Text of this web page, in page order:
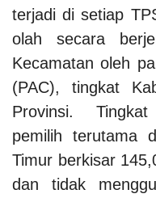
terjadi di setiap
olah secara
Kecamatan oleh
(PAC), tingkat
Provinsi.
pemilih terutama
Timur berkisar
dan tidak